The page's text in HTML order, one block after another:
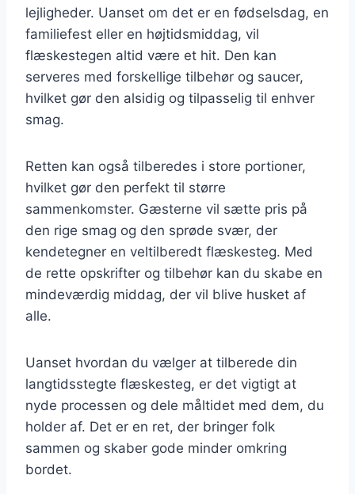
lejligheder. Uanset om det er en fødselsdag, en
familiefest eller en højtidsmiddag, vil
flæskestegen altid være et hit. Den kan
serveres med forskellige tilbehør og saucer,
hvilket gør den alsidig og tilpasselig til enhver
smag.
Retten kan også tilberedes i store portioner,
hvilket gør den perfekt til større
sammenkomster. Gæsterne vil sætte pris på
den rige smag og den sprøde svær, der
kendetegner en veltilberedt flæskesteg. Med
de rette opskrifter og tilbehør kan du skabe en
mindeværdig middag, der vil blive husket af
alle.
Uanset hvordan du vælger at tilberede din
langtidsstegte flæskesteg, er det vigtigt at
nyde processen og dele måltidet med dem, du
holder af. Det er en ret, der bringer folk
sammen og skaber gode minder omkring
bordet.